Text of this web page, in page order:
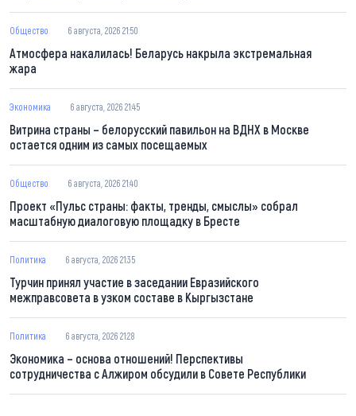
Общество 6 августа, 2026 21:50
Атмосфера накалилась! Беларусь накрыла экстремальная
жара
Экономика 6 августа, 2026 21:45
Витрина страны – белорусский павильон на ВДНХ в Москве
остается одним из самых посещаемых
Общество 6 августа, 2026 21:40
Проект «Пульс страны: факты, тренды, смыслы» собрал
масштабную диалоговую площадку в Бресте
Политика 6 августа, 2026 21:35
Турчин принял участие в заседании Евразийского
межправсовета в узком составе в Кыргызстане
Политика 6 августа, 2026 21:28
Экономика – основа отношений! Перспективы
сотрудничества с Алжиром обсудили в Совете Республики